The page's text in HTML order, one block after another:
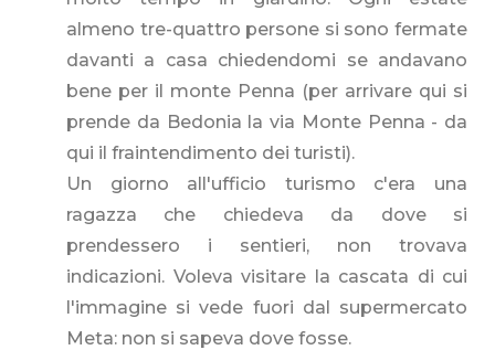
almeno tre-quattro persone si sono fermate
davanti a casa chiedendomi se andavano
bene per il monte Penna (per arrivare qui si
prende da Bedonia la via Monte Penna - da
qui il fraintendimento dei turisti).
Un giorno all'ufficio turismo c'era una
ragazza che chiedeva da dove si
prendessero i sentieri, non trovava
indicazioni. Voleva visitare la cascata di cui
l'immagine si vede fuori dal supermercato
Meta: non si sapeva dove fosse.